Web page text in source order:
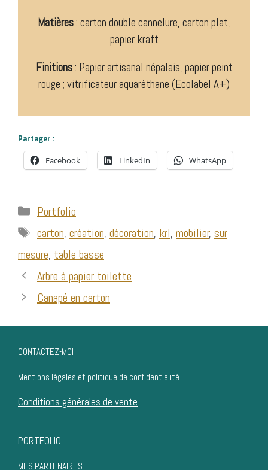
Matières: carton double cannelure, carton plat,
papier kraft
Finitions: Papier artisanal népalais, papier peint
rouge ; vitrificateur aquaréthane (Ecolabel A+)
Partager :
Facebook LinkedIn WhatsApp
Catégories
Portfolio
Étiquettes
carton, création, décoration, krl, mobilier, sur
mesure, table basse
Arbre à papier toilette
Canapé en carton
CONTACTEZ-MOI
Mentions légales et politique de confidentialité
Conditions générales de vente
PORTFOLIO
MES PARTENAIRES